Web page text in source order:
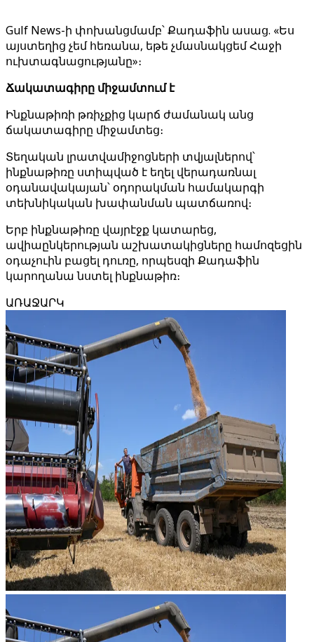
Gulf News-ի փոխանցմամբ՝ Քադաֆին ասաց. «Ես
այստեղից չեմ հեռանա, եթե չմասնակցեմ Հաջի
ուխտագնացությանը»։
Ճակատագիրը միջամտում է
Ինքնաթիռի թռիչքից կարճ ժամանակ անց
ճակատագիրը միջամտեց։
Տեղական լրատվամիջոցների տվյալներով՝
ինքնաթիռը ստիպված է եղել վերադառնալ
օդանավակայան՝ օդորակման համակարգի
տեխնիկական խափանման պատճառով։
Երբ ինքնաթիռը վայրէջք կատարեց,
ավիաընկերության աշխատակիցները համոզեցին
օդաչուին բացել դուռը, որպեսզի Քադաֆին
կարողանա նստել ինքնաթիռ։
ԱՌԱՋԱՐԿ